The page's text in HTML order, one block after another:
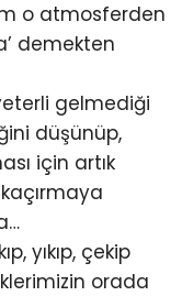
o atmosferden
demekten
gelmediği
düşünüp,
için artık
yıkıp, çekip
orada